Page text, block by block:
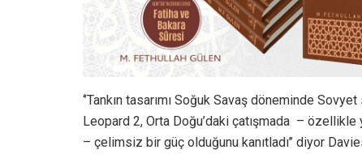
‘’Tankın tasarımı Soğuk Savaş döneminde
Leopard 2, Orta Doğu’daki çatışmada – özellikle
– çelimsiz bir güç olduğunu kanıtladı’’ diyor